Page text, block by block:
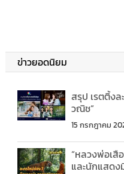
ข่าวยอดนิยม
สรุป เรตติ้งล
วณิช”
15 กรกฎาคม
“หลวงพ่อเสื
และนักแสดง